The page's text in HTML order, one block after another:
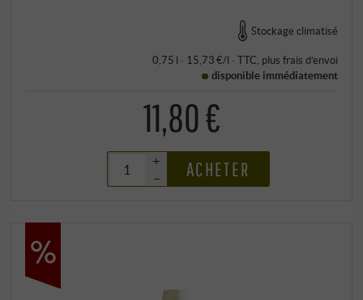
Stockage climatisé
0,75 l · 15,73 €/l · TTC, plus frais d’envoi
disponible immédiatement
11,80 €
+
–
ACHETER